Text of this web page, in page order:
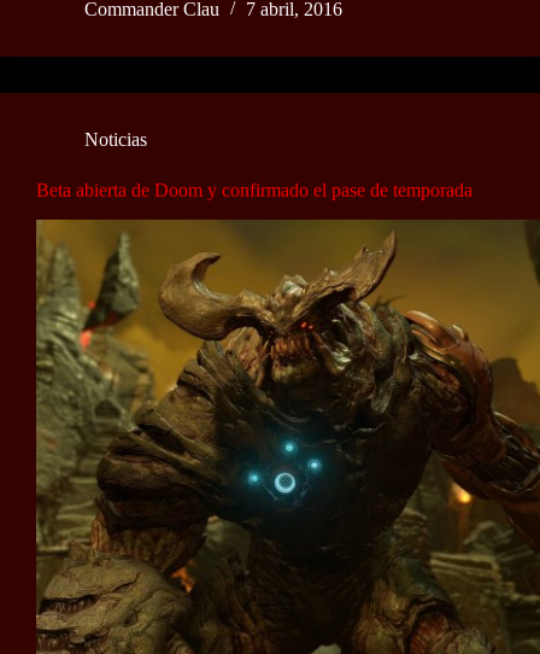
Commander Clau 7 abril, 2016
Noticias
Beta abierta de Doom y confirmado el pase de temporada